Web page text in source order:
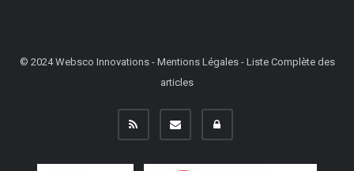
© 2024Websco Innovations- Mentions Légales- Liste Complète des
articles